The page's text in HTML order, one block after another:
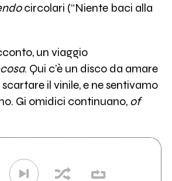
circolari (“Niente baci alla
un viaggio
. Qui c’è un disco da amare
il vinile, e ne sentivamo
Gi omidici continuano, of